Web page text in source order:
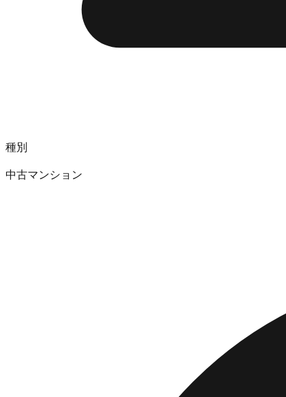
種別
中古マンション